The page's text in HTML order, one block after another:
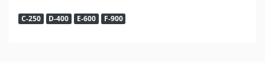
C-250 D-400 E-600 F-900